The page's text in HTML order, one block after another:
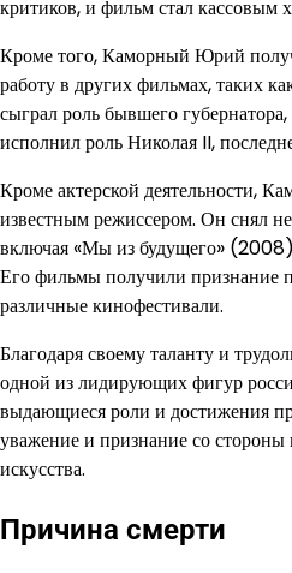
критиков, и фильм стал кассовым
Кроме того, Каморный Юрий
работу в других фильмах, таких
сыграл роль бывшего
исполнил роль Николая II,
Кроме актерской деятельности,
известным режиссером. Он снял
включая «Мы из будущего»
Его фильмы получили признание
различные кинофестивали.
Благодаря своему таланту и
одной из лидирующих фигур
выдающиеся роли и достижения
уважение и признание со стороны
искусства.
Причина смерти